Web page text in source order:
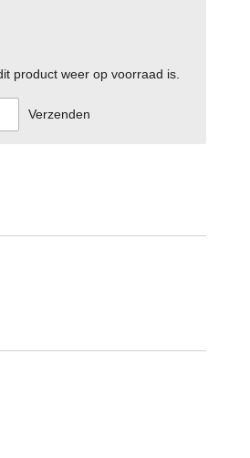
product weer op voorraad is.
Verzenden